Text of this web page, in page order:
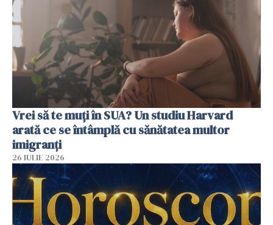
Vrei să te muți în SUA? Un studiu Harvard
arată ce se întâmplă cu sănătatea multor
imigranți
26 IULIE 2026